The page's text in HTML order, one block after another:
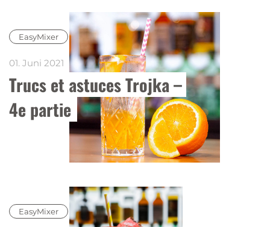
EasyMixer
Trucs et astuces Trojka –
4e partie
01. Juni 2021
EasyMixer